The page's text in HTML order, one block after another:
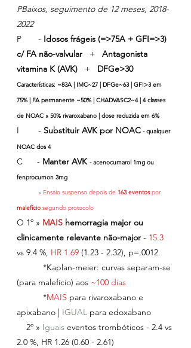
PBaixos, seguimento de 12 meses, 2018-
2022
P       - Idosos frágeis (=>75A + GFI=>3)
c/ FA não-valvular
  +
  Antagonista
vitamina K (AVK)
  +
  DFGe>30
Características: ~83A | IMC~27 | DFGe~63 | GFI>3 em
75% | FA permanente ~50% | CHADVASC2~4 | 4 classes
de NOAC » 50% rivaroxabano | dose reduzida em 6%
I        - Substituir AVK por NOAC - qualquer
NOAC dos 4
C      - Manter AVK - acenocumarol 1mg ou
fenprocumon 3mg
            » Ensaio suspenso depois de
163 eventos por
malefício segundo protocolo
O 1º » MAIS hemorragia major ou
clinicamente relevante não-major - 15.3
vs 9.4 %, HR 1.69 (1.23 - 2.32), p=.0012
(para malefício) aos ~100 dias
           *
MAIS para rivaroxabano e
apixabano | IGUAL para edoxabano
    2º »
Iguais eventos trombóticos - 2.4 vs
2.0 %, HR 1.26 (0.60 - 2.61)